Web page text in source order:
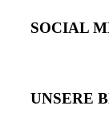
SOCIAL
UNSERE